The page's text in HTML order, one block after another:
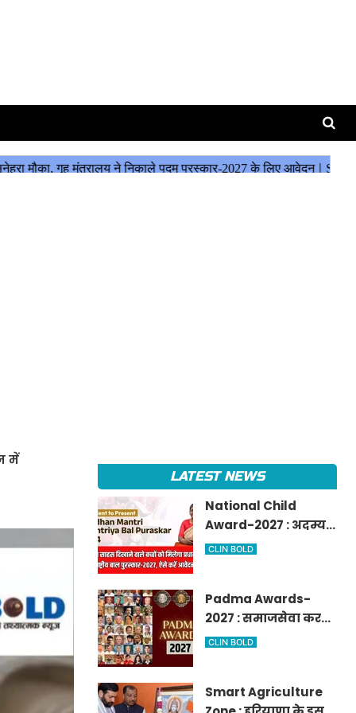
में
LATEST NEWS
National Child
Award-2027 : अदम्य
साहस दिखाने वाले बच्चों
पुरस्कार-2027, ऐसे करें
आवेदन
CLIN BOLD
Padma Awards-
2027 : समाजसेवा करने
वालों के लिए सुनेहरा
पुरस्कार-2027 के लिए
CLIN BOLD
Smart Agriculture